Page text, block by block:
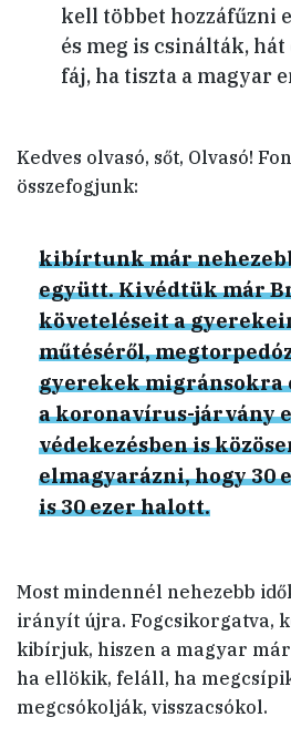
kell többet hozzáfűzni
és meg is csinálták,
fáj, ha tiszta a magyar
Kedves olvasó, sőt, Olvasó!
összefogjunk:
kibírtunk már
együtt. Kivédtük már
követeléseit a
műtéséről,
gyerekek migránsokra
a koronavírus-járvány
védekezésben is
elmagyarázni, hogy 30
is 30 ezer halott.
Most mindennél nehezebb
irányít újra. Fogcsikorgatva,
kibírjuk, hiszen a magyar
ha ellökik, feláll, ha
megcsókolják, visszacsókol.